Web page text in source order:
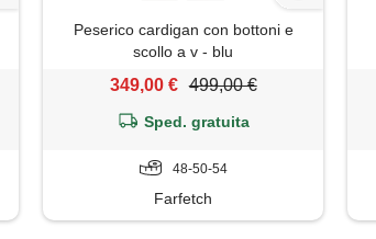
Peserico cardigan con bottoni e
scollo a v - blu
349,00 € 499,00 €
Sped. gratuita
48-50-54
Farfetch